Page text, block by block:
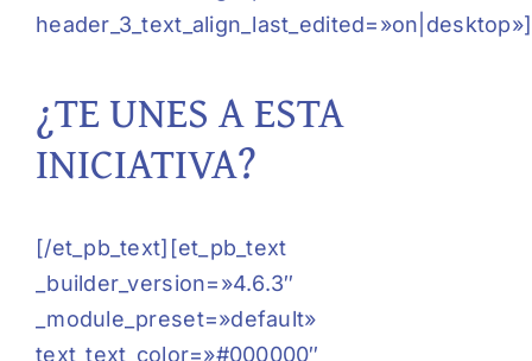
header_3_text_align_last_edited=»on|desktop»]
¿TE UNES A ESTA
INICIATIVA?
[/et_pb_text][et_pb_text
_builder_version=»4.6.3″
_module_preset=»default»
text_text_color=»#000000″